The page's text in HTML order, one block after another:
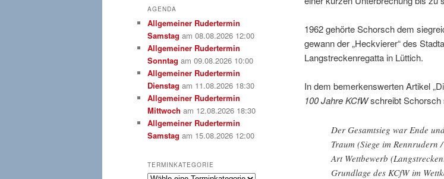
1962 gehörte Schorsch dem
gewann der „Heckvierer“ des
Langstreckenregatta in Lüttich.
In dem bemerkenswerten Artikel
100 Jahre KCfWschreibt Schorsch
Der Gesamtsieg war Ende
Traum (Siege im Rennrudern
Art Wettbewerb
Grundlage des KCfW im
AGENDA
Allgemeiner Rudertermin
Samstag am 08.08.2026 12:00
Allgemeiner Rudertermin
Sonntag am 09.08.2026 10:00
Allgemeiner Rudertermin
Dienstag am 11.08.2026 18:30
Allgemeiner Rudertermin
Mittwoch am 12.08.2026 18:30
Allgemeiner Rudertermin
Samstag am 15.08.2026 12:00
TERMINKATEGORIE